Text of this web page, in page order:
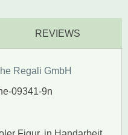
REVIEWS
Regali GmbH
09341-9n